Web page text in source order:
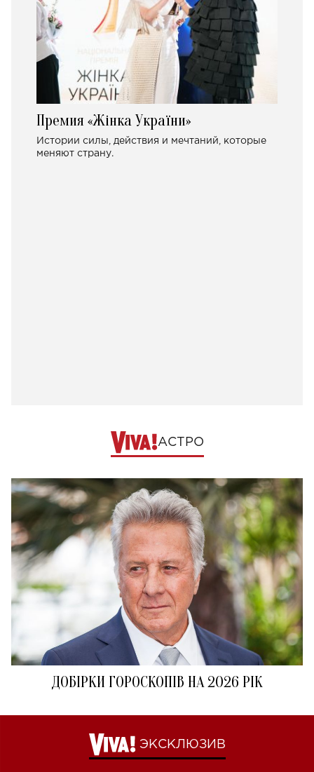
Премия «Жінка України»
Истории силы, действия и мечтаний, которые
меняют страну.
АСТРО
ДОБІРКИ ГОРОСКОПІВ НА 2026 РІК
ЭКСКЛЮЗИВ